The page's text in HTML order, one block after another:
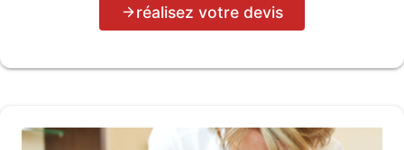
réalisez votre devis